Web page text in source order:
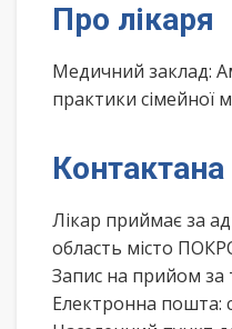
Про лікаря
Медичний заклад:
практики сімейної
Лікар приймає за
область місто
Запис на прийом за
Електронна пошта: